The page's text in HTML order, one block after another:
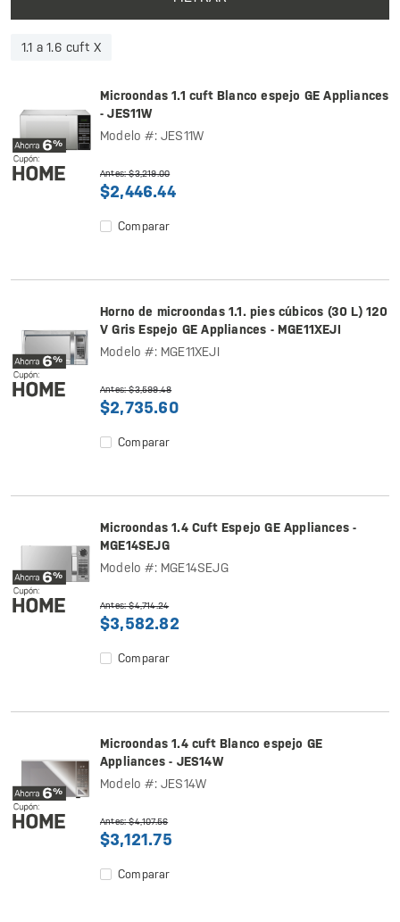
1.1 a 1.6 cuft X
Microondas 1.1 cuft Blanco espejo GE Appliances
- JES11W
Modelo #: JES11W
Antes: $3,219.00
$2,446.44
Comparar
Horno de microondas 1.1. pies cúbicos (30 L) 120
V Gris Espejo GE Appliances - MGE11XEJI
Modelo #: MGE11XEJI
Antes: $3,599.48
$2,735.60
Comparar
Microondas 1.4 Cuft Espejo GE Appliances -
MGE14SEJG
Modelo #: MGE14SEJG
Antes: $4,714.24
$3,582.82
Comparar
Microondas 1.4 cuft Blanco espejo GE
Appliances - JES14W
Modelo #: JES14W
Antes: $4,107.56
$3,121.75
Comparar